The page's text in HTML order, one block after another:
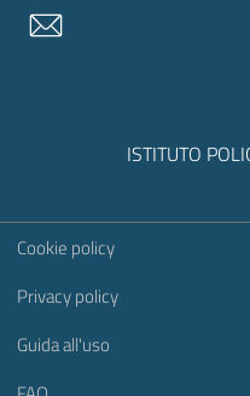
ISTITUTO
Sezione Link
Cookie policy
Privacy policy
Guida all'uso